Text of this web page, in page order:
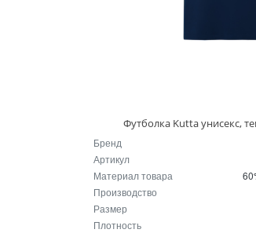
Футболка Kutta унисекс,
Бренд
Артикул
Материал товара
Производство
Размер
Плотность